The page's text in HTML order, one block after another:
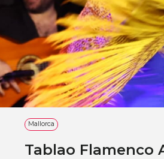
Mallorca
Tablao Flamenco